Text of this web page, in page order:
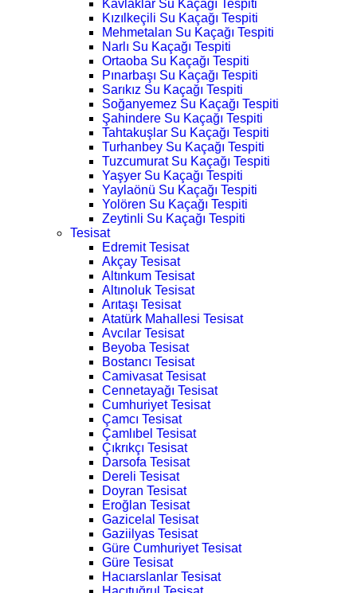
Kavlaklar Su Kaçağı Tespiti
Kızılkeçili Su Kaçağı Tespiti
Mehmetalan Su Kaçağı Tespiti
Narlı Su Kaçağı Tespiti
Ortaoba Su Kaçağı Tespiti
Pınarbaşı Su Kaçağı Tespiti
Sarıkız Su Kaçağı Tespiti
Soğanyemez Su Kaçağı Tespiti
Şahindere Su Kaçağı Tespiti
Tahtakuşlar Su Kaçağı Tespiti
Turhanbey Su Kaçağı Tespiti
Tuzcumurat Su Kaçağı Tespiti
Yaşyer Su Kaçağı Tespiti
Yaylaönü Su Kaçağı Tespiti
Yolören Su Kaçağı Tespiti
Zeytinli Su Kaçağı Tespiti
Tesisat
Edremit Tesisat
Akçay Tesisat
Altınkum Tesisat
Altınoluk Tesisat
Arıtaşı Tesisat
Atatürk Mahallesi Tesisat
Avcılar Tesisat
Beyoba Tesisat
Bostancı Tesisat
Camivasat Tesisat
Cennetayağı Tesisat
Cumhuriyet Tesisat
Çamcı Tesisat
Çamlıbel Tesisat
Çıkrıkçı Tesisat
Darsofa Tesisat
Dereli Tesisat
Doyran Tesisat
Eroğlan Tesisat
Gazicelal Tesisat
Gaziilyas Tesisat
Güre Cumhuriyet Tesisat
Güre Tesisat
Hacıarslanlar Tesisat